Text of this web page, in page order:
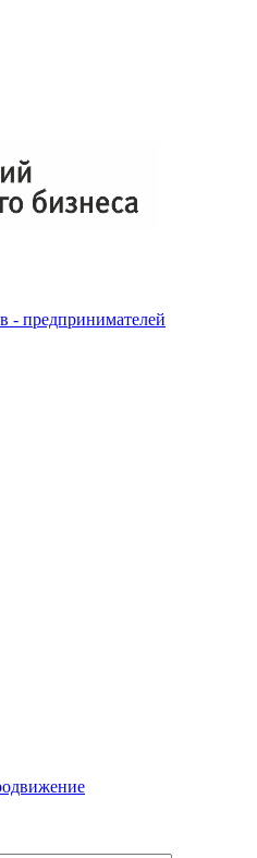
- предпринимателей